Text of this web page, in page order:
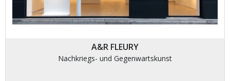
A&R FLEURY
Nachkriegs- und Gegenwartskunst